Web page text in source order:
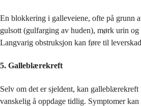
En blokkering i galleveiene, ofte på grunn
gulsott (gulfarging av huden), mørk urin og
Langvarig obstruksjon kan føre til
5. Galleblærekreft
Selv om det er sjeldent, kan
vanskelig å oppdage tidlig. Symptomer